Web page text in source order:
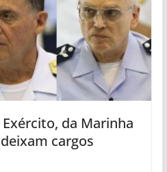
da Marinha
cargos